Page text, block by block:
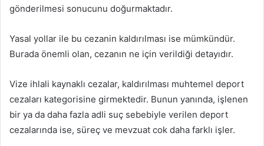
gönderilmesi sonucunu doğurmaktadır.
Yasal yollar ile bu cezanin kaldırılması ise mümkündür.
Burada önemli olan, cezanın ne için verildiği detayıdır.
Vize ihlali kaynaklı cezalar, kaldırılması muhtemel deport
cezaları kategorisine girmektedir. Bunun yanında, işlenen
bir ya da daha fazla adli suç sebebiyle verilen deport
cezalarında ise, süreç ve mevzuat cok daha farklı işler.